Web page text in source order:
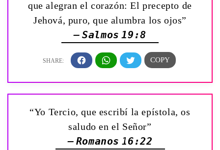
que alegran el corazón: El precepto de
Jehová, puro, que alumbra los ojos”
— Salmos 19:8
“Yo Tercio, que escribí la epístola, os
saludo en el Señor”
— Romanos 16:22